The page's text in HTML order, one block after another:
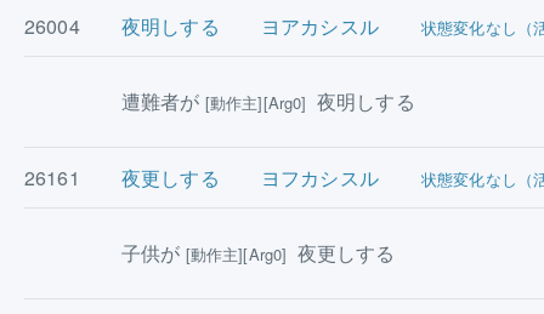
26004 夜明しする ヨアカシスル 状態変化なし（
遭難者が [動作主][Arg0] 夜明しする
26161 夜更しする ヨフカシスル 状態変化なし（
子供が [動作主][Arg0] 夜更しする